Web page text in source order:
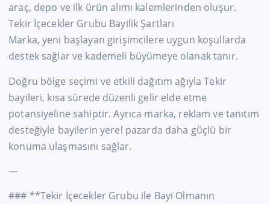
araç, depo ve ilk ürün alımı kalemlerinden oluşur.
Tekir İçecekler Grubu Bayilik Şartları
Marka, yeni başlayan girişimcilere uygun koşullarda
destek sağlar ve kademeli büyümeye olanak tanır.
Doğru bölge seçimi ve etkili dağıtım ağıyla Tekir
bayileri, kısa sürede düzenli gelir elde etme
potansiyeline sahiptir. Ayrıca marka, reklam ve tanıtım
desteğiyle bayilerin yerel pazarda daha güçlü bir
konuma ulaşmasını sağlar.
—
### **Tekir İçecekler Grubu ile Bayi Olmanın